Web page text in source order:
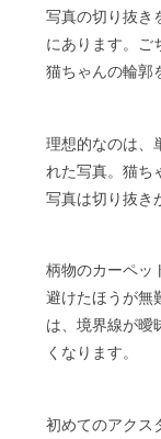
写真の切り抜き
にあります。ご
猫ちゃんの輪郭
理想的なのは、
れた写真。猫ち
写真は切り抜き
柄物のカーペッ
避けたほうが無
は、境界線が曖
くなります。
初めてのアクス